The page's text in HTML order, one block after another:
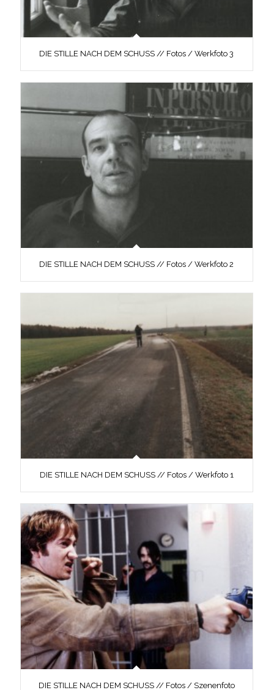
DIE STILLE NACH DEM SCHUSS // Fotos / Werkfoto 3
DIE STILLE NACH DEM SCHUSS // Fotos / Werkfoto 2
DIE STILLE NACH DEM SCHUSS // Fotos / Werkfoto 1
DIE STILLE NACH DEM SCHUSS // Fotos / Szenenfoto